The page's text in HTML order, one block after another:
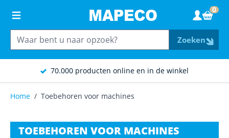
70.000 producten online en in de winkel
Zoeken
0
Home / Toebehoren voor machines
TOEBEHOREN VOOR MACHINES